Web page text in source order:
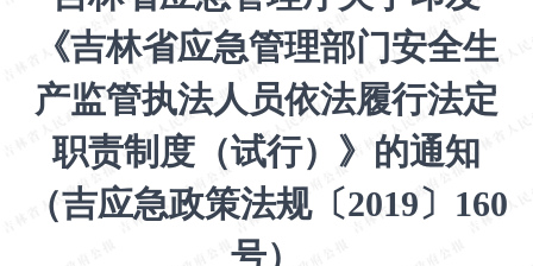
《吉林省应急管理部门安全生
产监管执法人员依法履行法定
职责制度（试行）》的通知
（吉应急政策法规〔2019〕160
号）